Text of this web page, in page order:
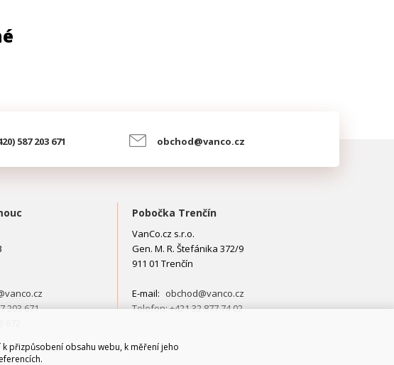
587 203 671 obchod@vanco.cz
203 671
Pobočka Trenčín
VanCo.cz s.r.o.
Gen. M. R. Štefánika 372/9
911 01 Trenčín
E-mail: obchod@vanco.cz
Telefon: +421 32 877 74 02
přizpůsobení obsahu webu, k měření jeho